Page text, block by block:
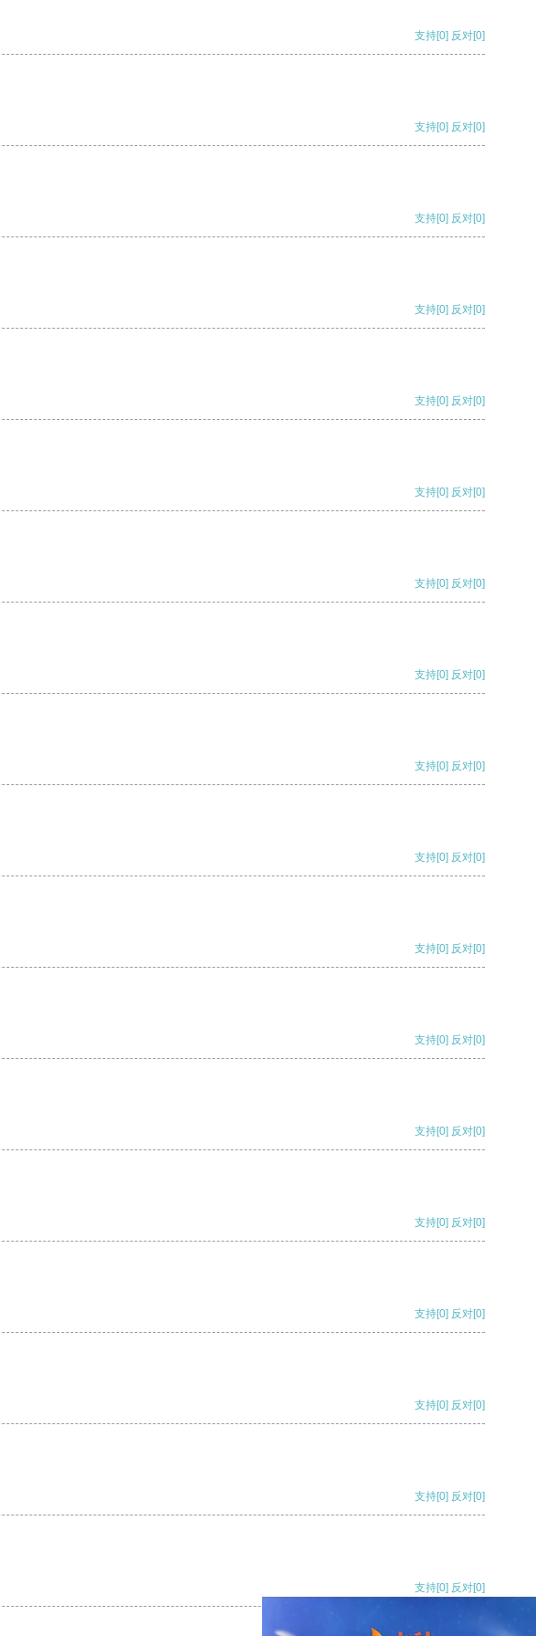
支持[0] 反对[0]
支持[0] 反对[0]
支持[0] 反对[0]
支持[0] 反对[0]
支持[0] 反对[0]
支持[0] 反对[0]
支持[0] 反对[0]
支持[0] 反对[0]
支持[0] 反对[0]
支持[0] 反对[0]
支持[0] 反对[0]
支持[0] 反对[0]
支持[0] 反对[0]
支持[0] 反对[0]
支持[0] 反对[0]
支持[0] 反对[0]
支持[0] 反对[0]
支持[0] 反对[0]